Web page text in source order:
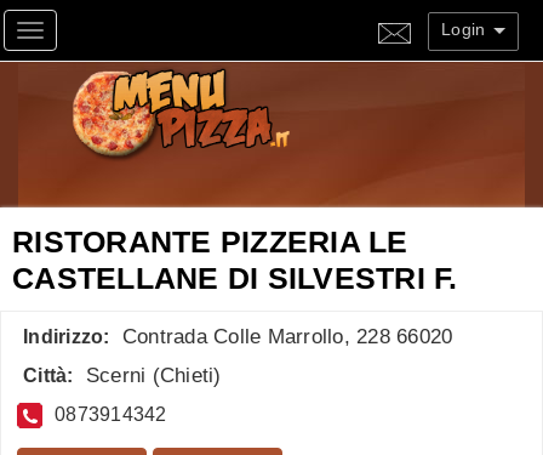
Toggle navigation Login
RISTORANTE PIZZERIA LE
CASTELLANE DI SILVESTRI F.
Indirizzo: Contrada Colle Marrollo, 228 66020
Città: Scerni (Chieti)
0873914342